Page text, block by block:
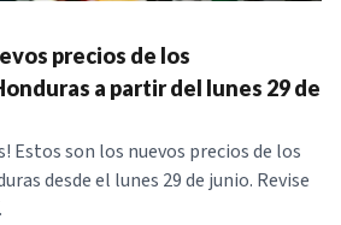
precios de los
a partir del lunes 29 de
Estos son los nuevos precios de los
desde el lunes 29 de junio. Revise